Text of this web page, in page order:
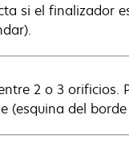
si el finalizador
2 o 3 orificios.
(esquina del